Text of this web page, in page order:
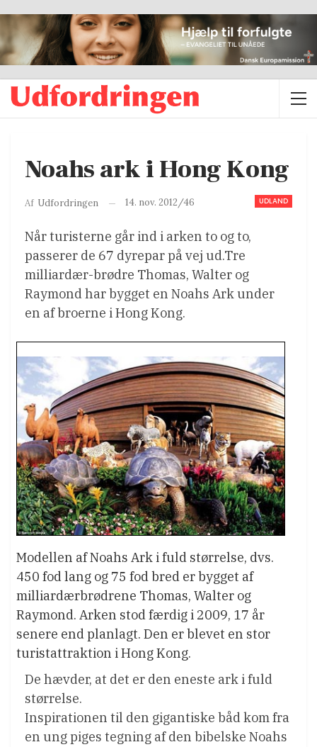
Noahs ark i Hong Kong
UDLAND
Af Udfordringen 14. nov. 2012/46
Når turisterne går ind i arken to og to,
passerer de 67 dyrepar på vej ud.Tre
milliardær-brødre Thomas, Walter og
Raymond har bygget en Noahs Ark under
en af broerne i Hong Kong.
Modellen af Noahs Ark i fuld størrelse, dvs.
450 fod lang og 75 fod bred er bygget af
milliardærbrødrene Thomas, Walter og
Raymond. Arken stod færdig i 2009, 17 år
senere end planlagt. Den er blevet en stor
turistattraktion i Hong Kong.
De hævder, at det er den eneste ark i fuld
størrelse.
Inspirationen til den gigantiske båd kom fra
en ung piges tegning af den bibelske Noahs